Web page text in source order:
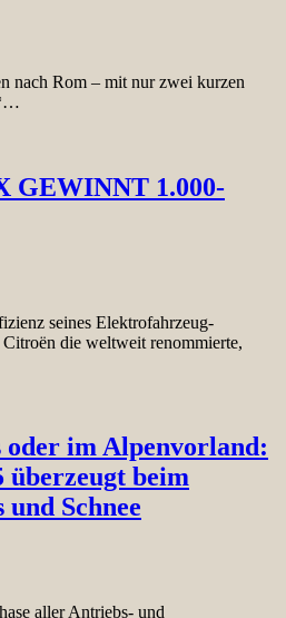
nach Rom – mit nur zwei kurzen
GEWINNT 1.000-
seines Elektrofahrzeug-
die weltweit renommierte,
im Alpenvorland:
überzeugt beim
Schnee
aller Antriebs- und